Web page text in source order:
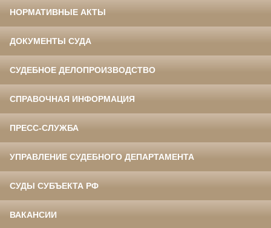
НОРМАТИВНЫЕ АКТЫ
ДОКУМЕНТЫ СУДА
СУДЕБНОЕ ДЕЛОПРОИЗВОДСТВО
СПРАВОЧНАЯ ИНФОРМАЦИЯ
ПРЕСС-СЛУЖБА
УПРАВЛЕНИЕ СУДЕБНОГО ДЕПАРТАМЕНТА
СУДЫ СУБЪЕКТА РФ
ВАКАНСИИ